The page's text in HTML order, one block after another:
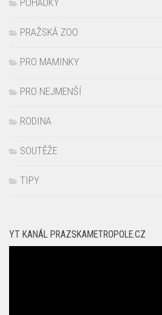
PRAŽSKÁ ZOO
PRO MAMINKY
PRO NEJMENŠÍ
RODINA
SOUTĚŽE
TIPY
YT KANÁL PRAZSKAMETROPOLE.CZ